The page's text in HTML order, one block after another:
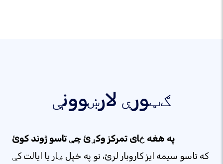
ګټورې لارښوونې
په هغه ځای تمرکز وکړئ چې تاسو ژوند کوئ
که تاسو سیمه ایز کاروبار لرئ، نو په خپل ښار یا ایالت کې